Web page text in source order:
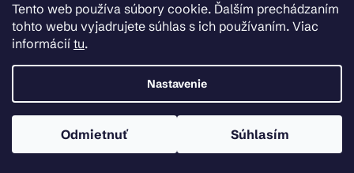
Tento web používa súbory cookie. Ďalším prechádzaním
tohto webu vyjadrujete súhlas s ich používaním. Viac
informácií tu.
Nastavenie
Odmietnuť Súhlasím
Špeciálne akcie, novinky a zľavy pre registrovaných
REGISTROVAŤ SA
Zaregistrujte sa a získajte tieto benefity
Rýchlejší nákup vďaka uloženým údajom
Prehľad o stave objednávky
Kompletná história objednávok
Špeciálne akcie, novinky a zľavy pre registrovaných